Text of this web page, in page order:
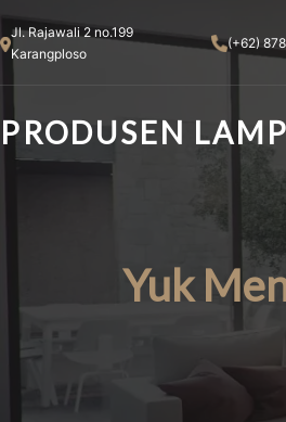
to
content
Jl. Rajawali 2 no.199
Karangploso
(+62)
PRODUSEN
Yuk